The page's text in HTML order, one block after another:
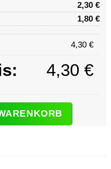
2,30 €
1,80 €
4,30 €
4,30 €
37 mm 3 Punkte